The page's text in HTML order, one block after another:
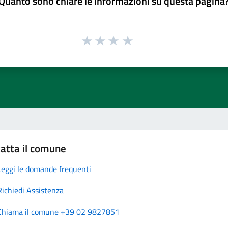
il comune
le domande frequenti
Assistenza
il comune +39 02 9827851